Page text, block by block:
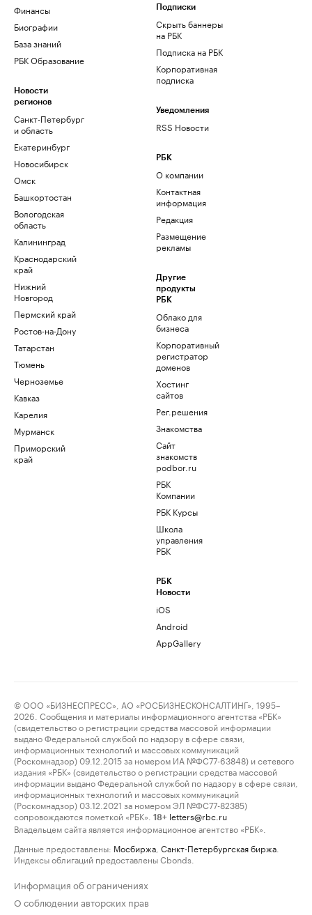
Финансы
Биографии
База знаний
РБК Образование
Новости
регионов
Санкт-Петербург
и область
Екатеринбург
Новосибирск
Омск
Башкортостан
Вологодская
область
Калининград
Краснодарский
край
Нижний
Новгород
Пермский край
Ростов-на-Дону
Татарстан
Тюмень
Черноземье
Кавказ
Карелия
Мурманск
Приморский
край
Подписки
Скрыть баннеры
на РБК
Подписка на РБК
Корпоративная
подписка
Уведомления
RSS Новости
РБК
О компании
Контактная
информация
Редакция
Размещение
рекламы
Другие
продукты
РБК
Облако для
бизнеса
Корпоративный
регистратор
доменов
Хостинг
сайтов
Рег.решения
Знакомства
Сайт
знакомств
podbor.ru
РБК
Компании
РБК Курсы
Школа
управления
РБК
РБК
Новости
iOS
Android
AppGallery
© ООО «БИЗНЕСПРЕСС», АО «РОСБИЗНЕСКОНСАЛТИНГ», 1995–
2026. Сообщения и материалы информационного агентства «РБК»
(свидетельство о регистрации средства массовой информации
выдано Федеральной службой по надзору в сфере связи,
информационных технологий и массовых коммуникаций
(Роскомнадзор) 09.12.2015 за номером ИА №ФС77-63848) и сетевого
издания «РБК» (свидетельство о регистрации средства массовой
информации выдано Федеральной службой по надзору в сфере связи,
информационных технологий и массовых коммуникаций
(Роскомнадзор) 03.12.2021 за номером ЭЛ №ФС77-82385)
сопровождаются пометкой «РБК».
18+ letters@rbc.ru
Владельцем сайта является информационное агентство «РБК».
Данные предоставлены: Мосбиржа Санкт-Петербургская биржа
Индексы облигаций предоставлены Cbonds.
Информация об ограничениях
О соблюдении авторских прав